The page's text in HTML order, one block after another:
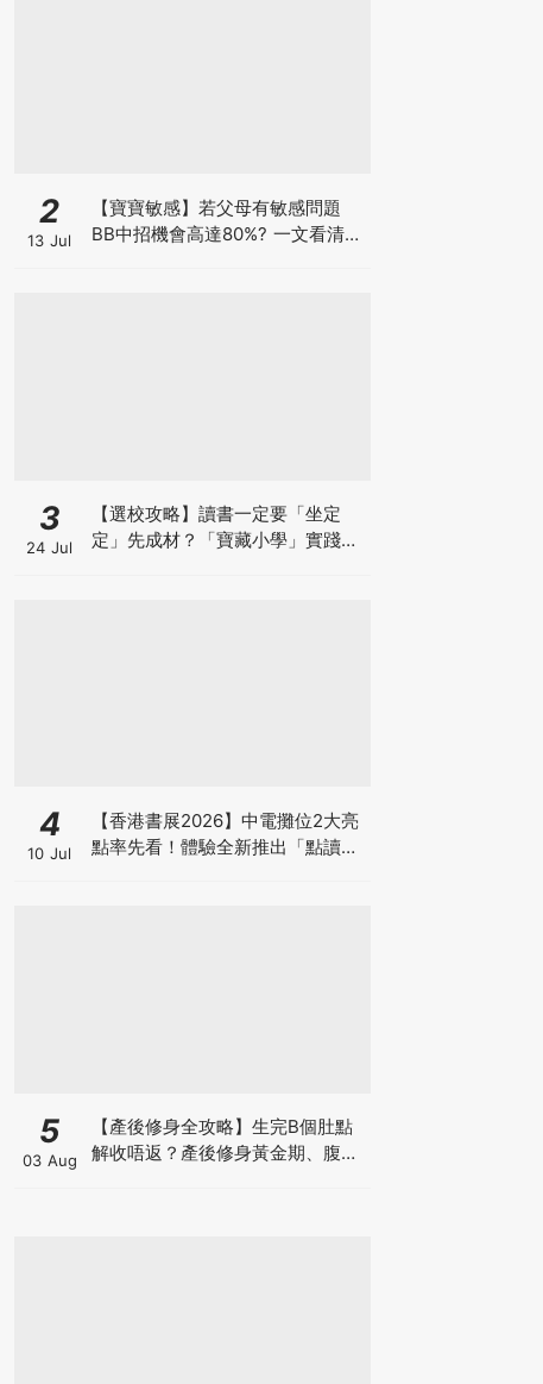
2
13 Jul
【寶寶敏感】若父母有敏感問題
BB中招機會高達80%? 一文看清預
3
24 Jul
【選校攻略】讀書一定要「坐定
定」先成材？「寶藏小學」實踐動
4
10 Jul
【香港書展2026】中電攤位2大亮
點率先看！體驗全新推出「點讀故
5
03 Aug
【產後修身全攻略】生完B個肚點
解收唔返？產後修身黃金期、腹直